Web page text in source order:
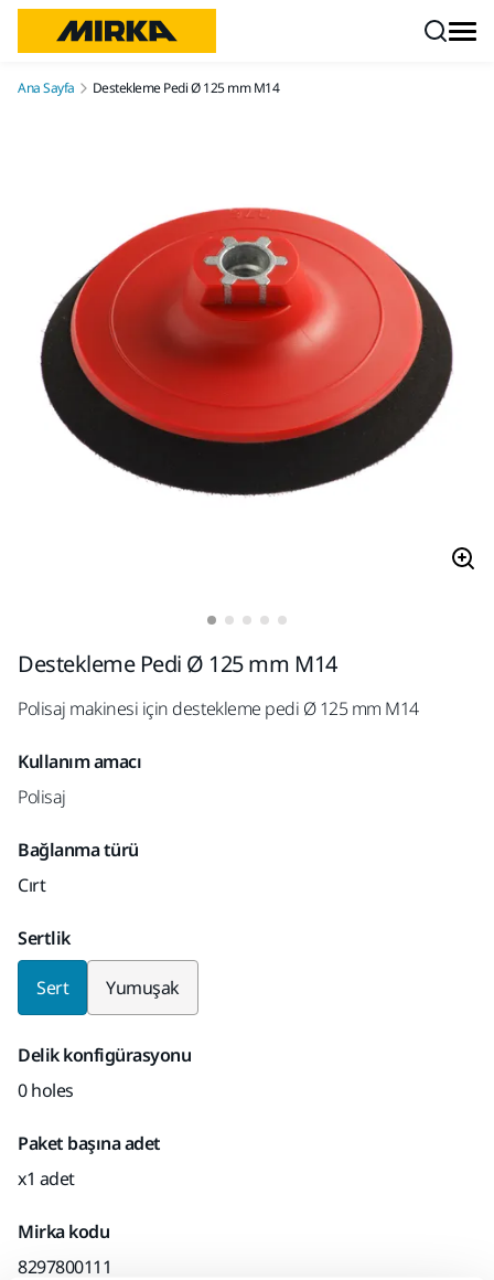
Ana Sayfa Destekleme Pedi Ø 125 mm M14
Destekleme Pedi Ø 125 mm M14
Polisaj makinesi için destekleme pedi Ø 125 mm M14
Kullanım amacı
Polisaj
Bağlanma türü
Cırt
Sertlik
Sert Yumuşak
Delik konfigürasyonu
0 holes
Paket başına adet
x1 adet
Mirka kodu
8297800111